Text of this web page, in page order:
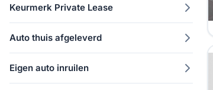
Keurmerk Private Lease
Auto thuis afgeleverd
Eigen auto inruilen